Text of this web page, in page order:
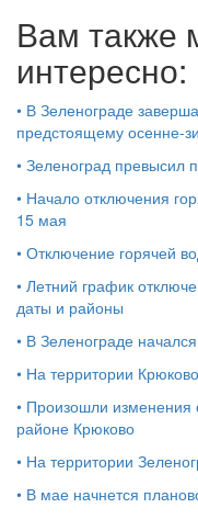
Вам также
интересно:
• В Зеленограде
предстоящему осенне-
• Зеленоград превысил
• Начало отключения
15 мая
• Отключение горячей
• Летний график
даты и районы
• В Зеленограде
• На территории
• Произошли изменения
районе Крюково
• На территории
• В мае начнется